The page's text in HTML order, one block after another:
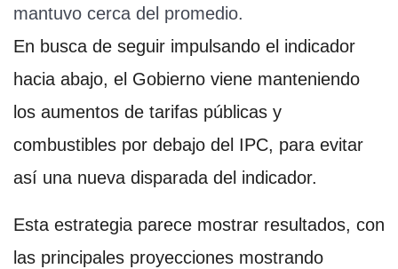
mantuvo cerca del promedio.
En busca de seguir impulsando el indicador
hacia abajo, el Gobierno viene manteniendo
los aumentos de tarifas públicas y
combustibles por debajo del IPC, para evitar
así una nueva disparada del indicador.
Esta estrategia parece mostrar resultados, con
las principales proyecciones mostrando